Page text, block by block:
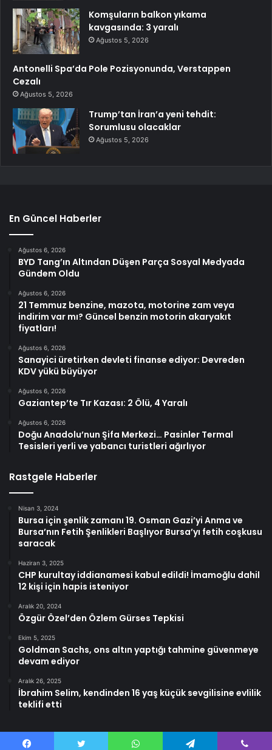
Komşuların balkon yıkama
kavgasında: 3 yaralı
Ağustos 5, 2026
Antonelli Spa’da Pole Pozisyonunda, Verstappen
Cezalı
Ağustos 5, 2026
Trump’tan İran’a yeni tehdit:
Sorumlusu olacaklar
Ağustos 5, 2026
En Güncel Haberler
Ağustos 6, 2026
BYD Tang’ın Altından Düşen Parça Sosyal Medyada
Gündem Oldu
Ağustos 6, 2026
21 Temmuz benzine, mazota, motorine zam veya
indirim var mı? Güncel benzin motorin akaryakıt
fiyatları!
Ağustos 6, 2026
Sanayici üretirken devleti finanse ediyor: Devreden
KDV yükü büyüyor
Ağustos 6, 2026
Gaziantep’te Tır Kazası: 2 Ölü, 4 Yaralı
Ağustos 6, 2026
Doğu Anadolu’nun Şifa Merkezi… Pasinler Termal
Tesisleri yerli ve yabancı turistleri ağırlıyor
Rastgele Haberler
Nisan 3, 2024
Bursa için şenlik zamanı 19. Osman Gazi’yi Anma ve
Bursa’nın Fetih Şenlikleri Başlıyor Bursa’yı fetih coşkusu
saracak
Haziran 3, 2025
CHP kurultay iddianamesi kabul edildi! İmamoğlu dahil
12 kişi için hapis isteniyor
Aralık 20, 2024
Özgür Özel’den Özlem Gürses Tepkisi
Ekim 5, 2025
Goldman Sachs, ons altın yaptığı tahmine güvenmeye
devam ediyor
Aralık 26, 2025
İbrahim Selim, kendinden 16 yaş küçük sevgilisine evlilik
teklifi etti